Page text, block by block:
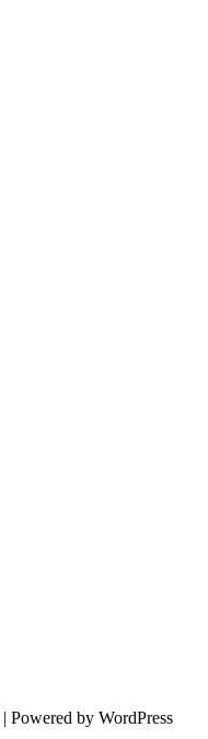
| Powered by WordPress